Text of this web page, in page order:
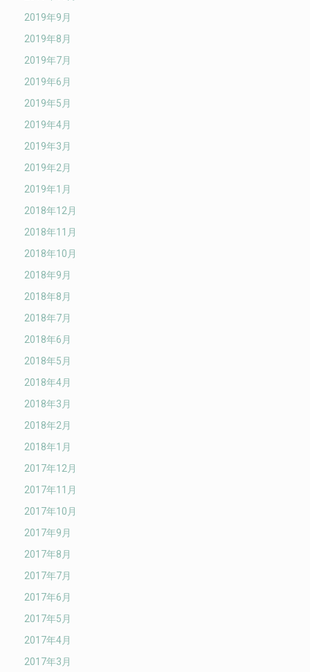
2019年9月
2019年8月
2019年7月
2019年6月
2019年5月
2019年4月
2019年3月
2019年2月
2019年1月
2018年12月
2018年11月
2018年10月
2018年9月
2018年8月
2018年7月
2018年6月
2018年5月
2018年4月
2018年3月
2018年2月
2018年1月
2017年12月
2017年11月
2017年10月
2017年9月
2017年8月
2017年7月
2017年6月
2017年5月
2017年4月
2017年3月